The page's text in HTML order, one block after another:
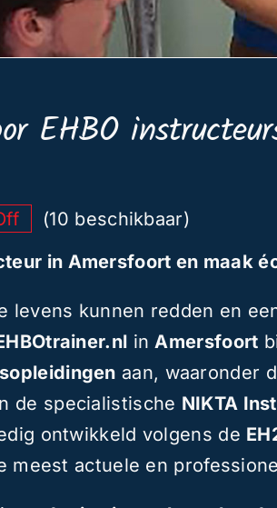
EHBO
(10 beschikbaar)
in Amersfoort en maak
levens kunnen redden en
inAmersfoort
aan, waaronder
de specialistische NIKTA
ontwikkeld volgens de
meest actuele en